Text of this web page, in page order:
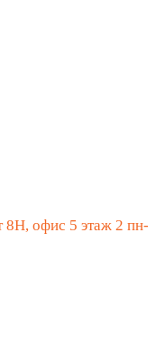
8Н, офис 5 этаж 2 пн-